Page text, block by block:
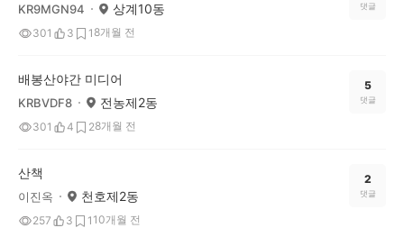
KR9MGN94 상계10동
301 3 1 8개월 전
댓글
배봉산야간 미디어
KRBVDF8 전농제2동
301 4 28개월 전
5
댓글
산책
이진옥 천호제2동
257 3 1 10개월 전
2
댓글